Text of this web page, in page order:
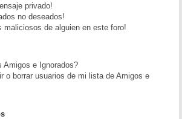
privado!
no deseados!
maliciosos de alguien en este foro!
Amigos e Ignorados?
o borrar usuarios de mi lista de Amigos e